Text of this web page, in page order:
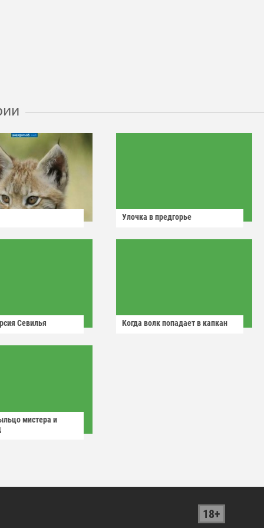
Улочка в предгорье
Севилья Когда волк попадает в капкан
мистера и
18+